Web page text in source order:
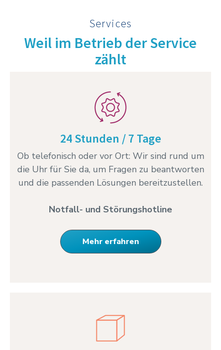
Services
Weil im Betrieb der Service
zählt
24 Stunden / 7 Tage
Ob telefonisch oder vor Ort: Wir sind rund um
die Uhr für Sie da, um Fragen zu beantworten
und die passenden Lösungen bereitzustellen.
Notfall- und Störungshotline
Mehr erfahren